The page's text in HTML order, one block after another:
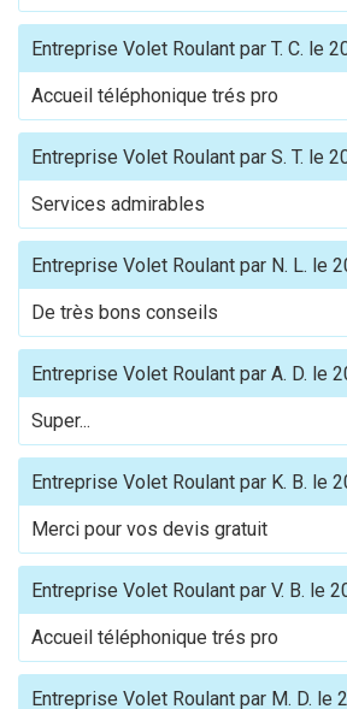
Entreprise Volet Roulant par T. C. le
Accueil téléphonique trés pro
Entreprise Volet Roulant par S. T. le
Services admirables
Entreprise Volet Roulant par N. L. le
De très bons conseils
Entreprise Volet Roulant par A. D. le
Super...
Entreprise Volet Roulant par K. B. le
Merci pour vos devis gratuit
Entreprise Volet Roulant par V. B. le
Accueil téléphonique trés pro
Entreprise Volet Roulant par M. D. le